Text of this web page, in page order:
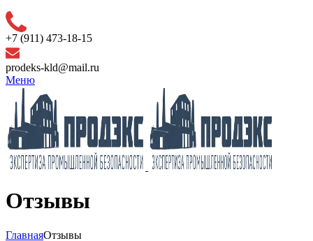
+7 (911) 473-18-15
prodeks-kld@mail.ru
Меню
Отзывы
ГлавнаяОтзывы